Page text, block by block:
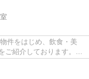
件をはじめ、飲食・美
紹介しております。